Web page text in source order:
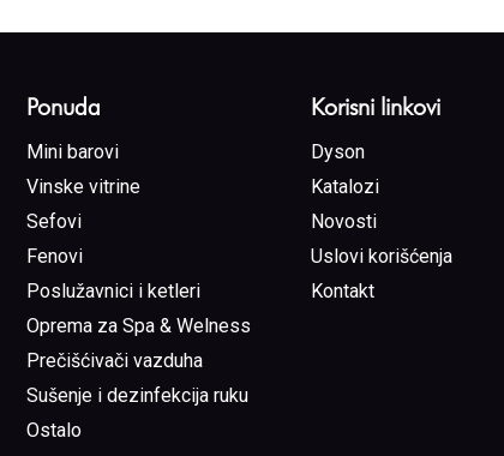
Ponuda
Mini barovi
Vinske vitrine
Sefovi
Fenovi
Poslužavnici i ketleri
Oprema za Spa & Welness
Prečišćivači vazduha
Sušenje i dezinfekcija ruku
Ostalo
Korisni linkovi
Dyson
Katalozi
Novosti
Uslovi korišćenja
Kontakt